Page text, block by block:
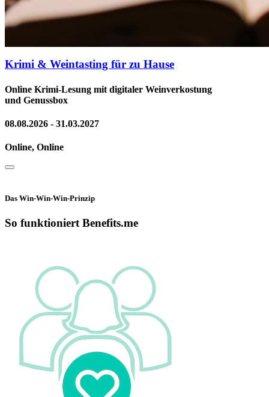
Krimi & Weintasting für zu Hause
Online Krimi-Lesung mit digitaler Weinverkostung
und Genussbox
08.08.2026 - 31.03.2027
Online, Online
Das Win-Win-Win-Prinzip
So funktioniert Benefits.me